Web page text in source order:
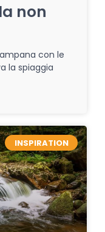
non
con le
la spiaggia
INSPIRATION